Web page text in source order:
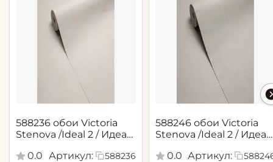
588236 обои Victoria
Stenova /Ideal 2 / Идеал
0.0
Артикул: 588236
588246 обои Victoria
Stenova /Ideal 2 / Идеал
0.0 Артикул: